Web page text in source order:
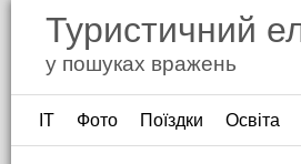
Туристичний
у пошуках вражень
ІТ Фото Поїздки Освіта